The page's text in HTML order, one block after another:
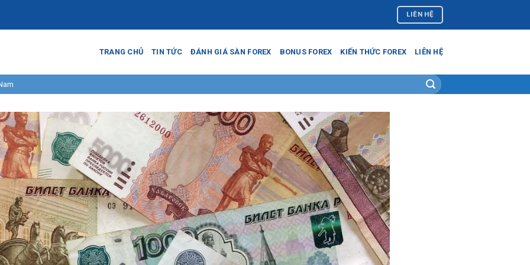
LIÊN HỆ
TRANG CHỦ TIN TỨC ĐÁNH GIÁ SÀN FOREX BONUS FOREX KIẾN THỨC FOREX LIÊN HỆ